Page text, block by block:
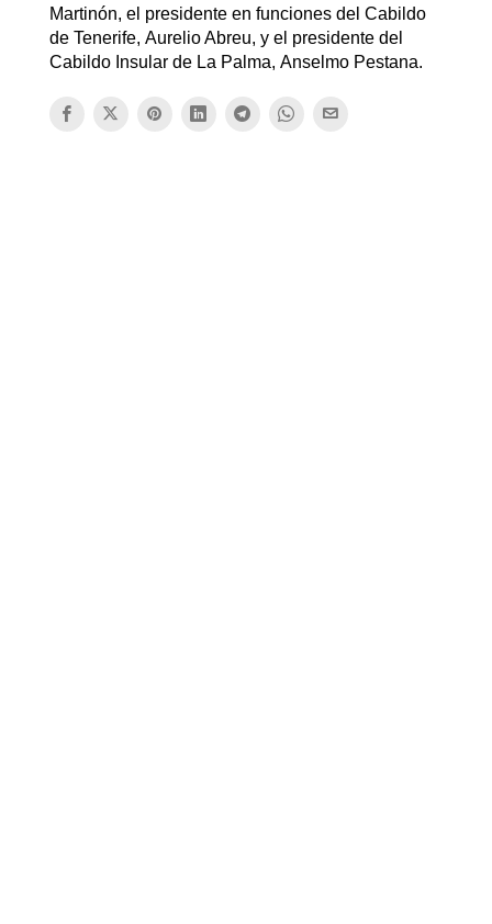
Martinón, el presidente en funciones del Cabildo
de Tenerife, Aurelio Abreu, y el presidente del
Cabildo Insular de La Palma, Anselmo Pestana.